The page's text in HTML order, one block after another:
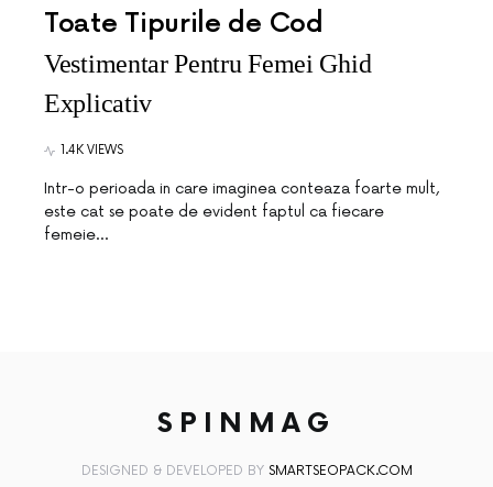
Toate Tipurile de Cod
Vestimentar Pentru Femei Ghid
Explicativ
1.4K VIEWS
Intr-o perioada in care imaginea conteaza foarte mult,
este cat se poate de evident faptul ca fiecare
femeie…
SPINMAG
DESIGNED & DEVELOPED BY SMARTSEOPACK.COM